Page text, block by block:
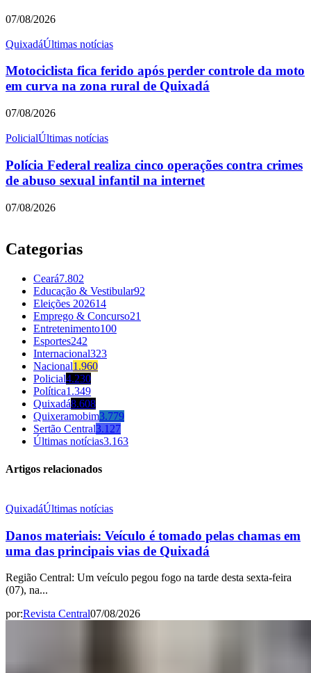
07/08/2026
QuixadáÚltimas notícias
Motociclista fica ferido após perder controle da moto
em curva na zona rural de Quixadá
07/08/2026
PolicialÚltimas notícias
Polícia Federal realiza cinco operações contra crimes
de abuso sexual infantil na internet
07/08/2026
Categorias
Ceará7.802
Educação & Vestibular92
Eleições 202614
Emprego & Concurso21
Entretenimento100
Esportes242
Internacional323
Nacional1.960
Policial4.230
Política1.349
Quixadá8.608
Quixeramobim3.779
Sertão Central3.127
Últimas notícias3.163
Artigos relacionados
QuixadáÚltimas notícias
Danos materiais: Veículo é tomado pelas chamas em
uma das principais vias de Quixadá
Região Central: Um veículo pegou fogo na tarde desta sexta-feira
(07), na...
por:Revista Central07/08/2026